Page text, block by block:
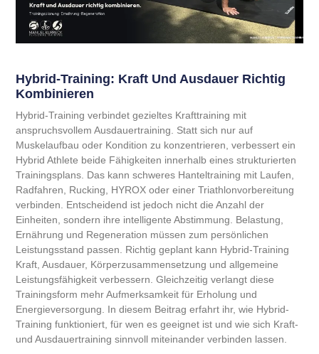
Hybrid-Training: Kraft Und Ausdauer Richtig
Kombinieren
Hybrid-Training verbindet gezieltes Krafttraining mit
anspruchsvollem Ausdauertraining. Statt sich nur auf
Muskelaufbau oder Kondition zu konzentrieren, verbessert ein
Hybrid Athlete beide Fähigkeiten innerhalb eines strukturierten
Trainingsplans. Das kann schweres Hanteltraining mit Laufen,
Radfahren, Rucking, HYROX oder einer Triathlonvorbereitung
verbinden. Entscheidend ist jedoch nicht die Anzahl der
Einheiten, sondern ihre intelligente Abstimmung. Belastung,
Ernährung und Regeneration müssen zum persönlichen
Leistungsstand passen. Richtig geplant kann Hybrid-Training
Kraft, Ausdauer, Körperzusammensetzung und allgemeine
Leistungsfähigkeit verbessern. Gleichzeitig verlangt diese
Trainingsform mehr Aufmerksamkeit für Erholung und
Energieversorgung. In diesem Beitrag erfahrt ihr, wie Hybrid-
Training funktioniert, für wen es geeignet ist und wie sich Kraft-
und Ausdauertraining sinnvoll miteinander verbinden lassen.